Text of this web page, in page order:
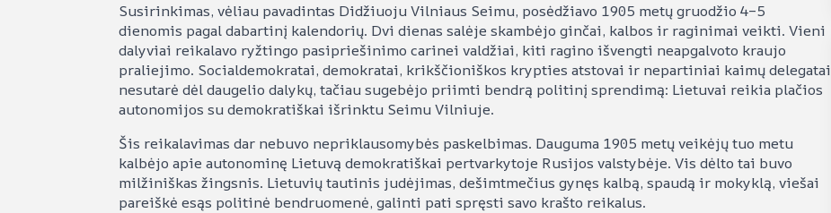
Susirinkimas, vėliau pavadintas Didžiuoju Vilniaus Seimu, posėdžiavo 1905 metų gruodžio 4–5
dienomis pagal dabartinį kalendorių. Dvi dienas salėje skambėjo ginčai, kalbos ir raginimai veikti. Vieni
dalyviai reikalavo ryžtingo pasipriešinimo carinei valdžiai, kiti ragino išvengti neapgalvoto kraujo
praliejimo. Socialdemokratai, demokratai, krikščioniškos krypties atstovai ir nepartiniai kaimų delegatai
nesutarė dėl daugelio dalykų, tačiau sugebėjo priimti bendrą politinį sprendimą: Lietuvai reikia plačios
autonomijos su demokratiškai išrinktu Seimu Vilniuje.
Šis reikalavimas dar nebuvo nepriklausomybės paskelbimas. Dauguma 1905 metų veikėjų tuo metu
kalbėjo apie autonominę Lietuvą demokratiškai pertvarkytoje Rusijos valstybėje. Vis dėlto tai buvo
milžiniškas žingsnis. Lietuvių tautinis judėjimas, dešimtmečius gynęs kalbą, spaudą ir mokyklą, viešai
pareiškė esąs politinė bendruomenė, galinti pati spręsti savo krašto reikalus.